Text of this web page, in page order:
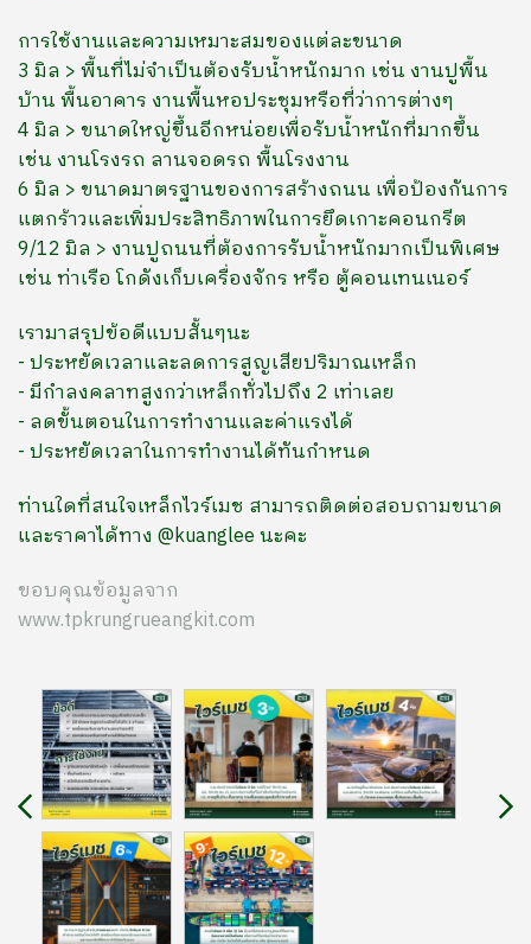
การใช้งานและความเหมาะสมของแต่ละขนาด
3 มิล > พื้นที่ไม่จำเป็นต้องรับน้ำหนักมาก เช่น งานปูพื้น
บ้าน พื้นอาคาร งานพื้นหอประชุมหรือที่ว่าการต่างๆ
4 มิล > ขนาดใหญ่ขึ้นอีกหน่อยเพื่อรับน้ำหนักที่มากขึ้น
เช่น งานโรงรถ ลานจอดรถ พื้นโรงงาน
6 มิล > ขนาดมาตรฐานของการสร้างถนน เพื่อป้องกันการ
แตกร้าวและเพิ่มประสิทธิภาพในการยึดเกาะคอนกรีต
9/12 มิล > งานปูถนนที่ต้องการรับน้ำหนักมากเป็นพิเศษ
เช่น ท่าเรือ โกดังเก็บเครื่องจักร หรือ ตู้คอนเทนเนอร์
เรามาสรุปข้อดีแบบสั้นๆนะ
- ประหยัดเวลาและลดการสูญเสียปริมาณเหล็ก
- มีกำลงคลาทสูงกว่าเหล็กทั่วไปถึง 2 เท่าเลย
- ลดขั้นตอนในการทำงานและค่าแรงได้
- ประหยัดเวลาในการทำงานได้ทันกำหนด
ท่านใดที่สนใจเหล็กไวร์เมช สามารถติดต่อสอบถามขนาด
และราคาได้ทาง @kuanglee นะคะ
ขอบคุณข้อมูลจาก
www.tpkrungrueangkit.com